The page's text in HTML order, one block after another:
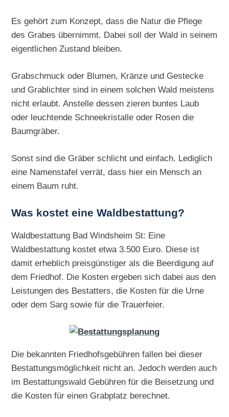
Es gehört zum Konzept, dass die Natur die Pflege
des Grabes übernimmt. Dabei soll der Wald in seinem
eigentlichen Zustand bleiben.
Grabschmuck oder Blumen, Kränze und Gestecke
und Grablichter sind in einem solchen Wald meistens
nicht erlaubt. Anstelle dessen zieren buntes Laub
oder leuchtende Schneekristalle oder Rosen die
Baumgräber.
Sonst sind die Gräber schlicht und einfach. Lediglich
eine Namenstafel verrät, dass hier ein Mensch an
einem Baum ruht.
Was kostet eine Waldbestattung?
Waldbestattung Bad Windsheim St: Eine
Waldbestattung kostet etwa 3.500 Euro. Diese ist
damit erheblich preisgünstiger als die Beerdigung auf
dem Friedhof. Die Kosten ergeben sich dabei aus den
Leistungen des Bestatters, die Kosten für die Urne
oder dem Sarg sowie für die Trauerfeier.
Die bekannten Friedhofsgebühren fallen bei dieser
Bestattungsmöglichkeit nicht an. Jedoch werden auch
im Bestattungswald Gebühren für die Beisetzung und
die Kosten für einen Grabplatz berechnet.